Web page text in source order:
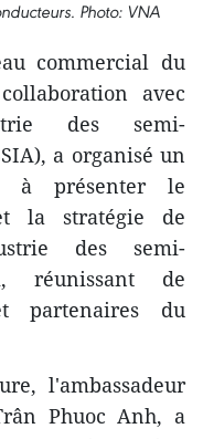
Photo: VNA
commercial du
avec
des semi-
a organisé un
à présenter le
la stratégie de
des semi-
réunissant de
partenaires du
l'ambassadeur
Phuoc Anh, a